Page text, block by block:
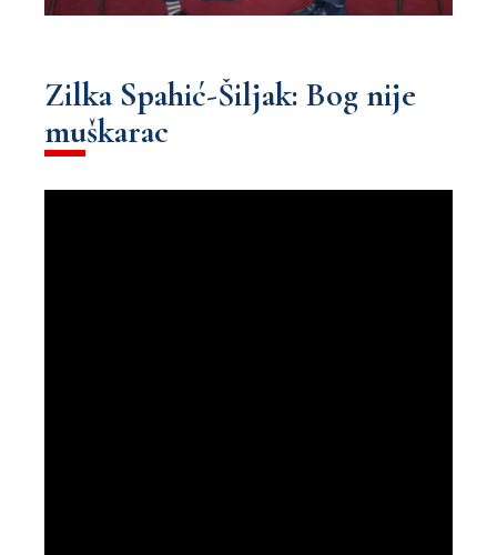
Zilka Spahić-Šiljak: Bog nije
muškarac